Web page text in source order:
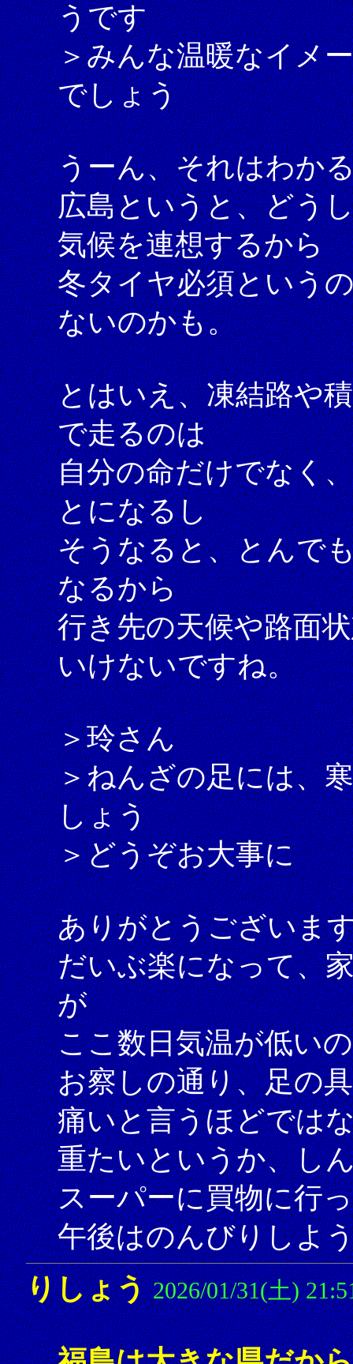
うです
＞みんな温暖なイメ
でしょう
うーん、それはわか
広島というと、どう
気候を連想するから
冬タイヤ必須という
ないのかも。
とはいえ、凍結路や
で走るのは
自分の命だけでなく
とになるし
そうなると、とんで
なるから
行き先の天候や路面
いけないですね。
＞玲さん
＞ねんざの足には、
しょう
＞どうぞお大事に
ありがとうございま
だいぶ楽になって、
が
ここ数日気温が低い
お察しの通り、足の
痛いと言うほどでは
重たいというか、し
スーパーに買物に行
午後はのんびりしよ
りしょう 2026/01/31(土)